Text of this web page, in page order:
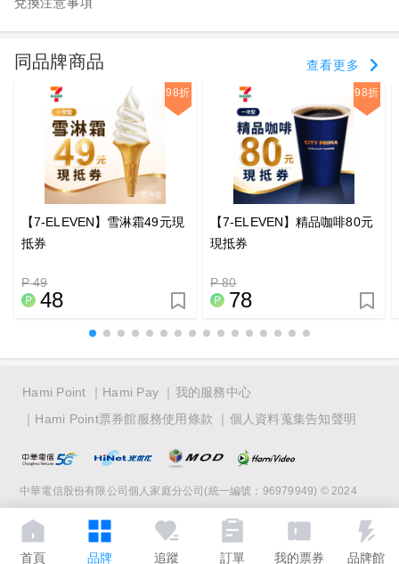
首頁 品牌 追蹤 訂單 我的票券 品牌館
同品牌商品 查看更多
98折
【7-ELEVEN】雪淋霜49元現
抵券
P 49
48
98折
【7-ELEVEN】精品咖啡80元
現抵券
P 80
78
Hami Point Hami Pay
我的服務中心
Hami Point票券館服務使用條款
個人資料蒐集告知聲明
中華電信股份有限公司個人家庭分公司(統一編號：96979949) © 2024